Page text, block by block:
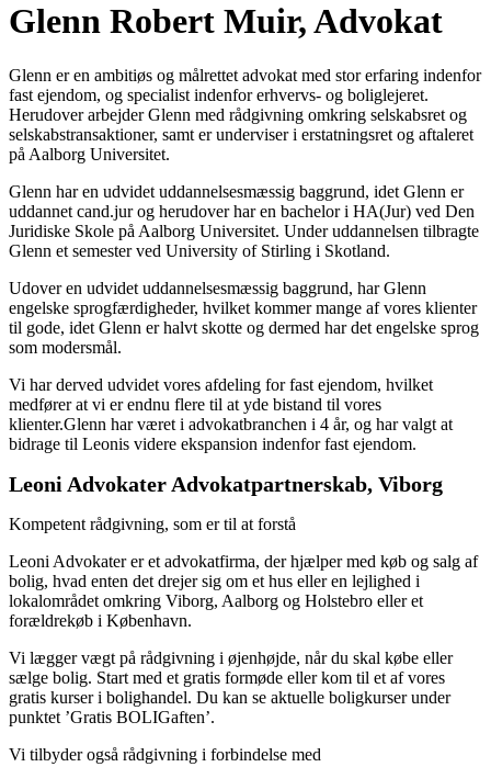
Glenn Robert Muir, Advokat
Glenn er en ambitiøs og målrettet advokat med stor erfaring indenfor
fast ejendom, og specialist indenfor erhvervs- og boliglejeret.
Herudover arbejder Glenn med rådgivning omkring selskabsret og
selskabstransaktioner, samt er underviser i erstatningsret og aftaleret
på Aalborg Universitet.
​Glenn har en udvidet uddannelsesmæssig baggrund, idet Glenn er
uddannet cand.jur og herudover har en bachelor i HA(Jur) ved Den
Juridiske Skole på Aalborg Universitet. Under uddannelsen tilbragte
Glenn et semester ved University of Stirling i Skotland.​
Udover en udvidet uddannelsesmæssig baggrund, har Glenn
engelske sprogfærdigheder, hvilket kommer mange af vores klienter
til gode, idet Glenn er halvt skotte og dermed har det engelske sprog
som modersmål.​
​Vi har derved udvidet vores afdeling for fast ejendom, hvilket
medfører at vi er endnu flere til at yde bistand til vores
klienter.Glenn har været i advokatbranchen i 4 år, og har valgt at
bidrage til Leonis videre ekspansion indenfor fast ejendom.
Leoni Advokater Advokatpartnerskab, Viborg
Kompetent rådgivning, som er til at forstå
Leoni Advokater er et advokatfirma, der hjælper med køb og salg af
bolig, hvad enten det drejer sig om et hus eller en lejlighed i
lokalområdet omkring Viborg, Aalborg og Holstebro eller et
forældrekøb i København.
Vi lægger vægt på rådgivning i øjenhøjde, når du skal købe eller
sælge bolig. Start med et gratis formøde eller kom til et af vores
gratis kurser i bolighandel. Du kan se aktuelle boligkurser under
punktet ’Gratis BOLIGaften’.
Vi tilbyder også rådgivning i forbindelse med